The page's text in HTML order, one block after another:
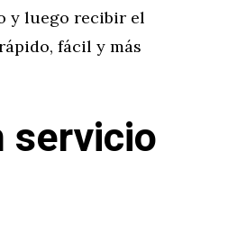
y luego recibir el
fácil y más
servicio